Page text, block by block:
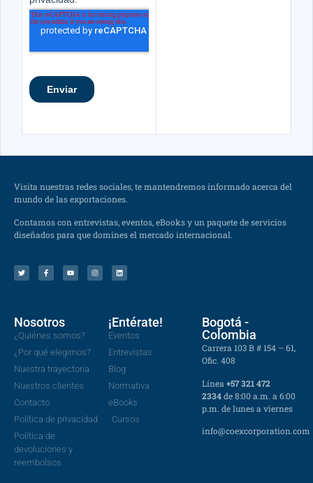
Visita nuestras redes sociales, te mantendremos informado acerca del
mundo de las exportaciones.
Contamos con entrevistas, eventos, eBooks y un paquete de servicios
diseñados para que domines el mercado internacional.
Nosotros
¿Quiénes somos?
¿Por qué elegirnos?
Nuestra trayectoria
Nuestros clientes
Contacto
Política de privacidad
Política de
devoluciones y
reembolsos
¡Entérate!
Eventos
Entrevistas
Blog
Normativa
eBooks
Cursos
Bogotá -
Colombia
Carrera 103 B # 154 – 61,
Ofic. 408
Línea +57 321 472
2334de 8:00 a.m. a 6:00
p.m. de lunes a viernes
info@coexcorporation.com